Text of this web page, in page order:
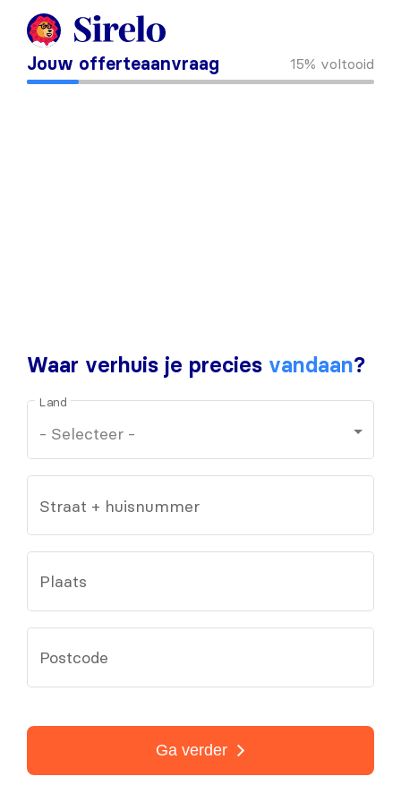
Jouw offerteaanvraag 15% voltooid
Waar verhuis je precies vandaan?
Land
Straat + huisnummer
Plaats
Postcode
Ga verder